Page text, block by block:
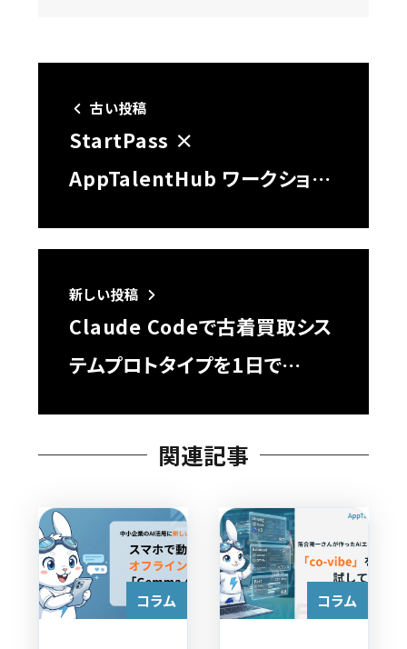
古い投稿
StartPass ×
AppTalentHub ワークショ…
新しい投稿
Claude Codeで古着買取シス
テムプロトタイプを1日で…
関連記事
コラム コラム